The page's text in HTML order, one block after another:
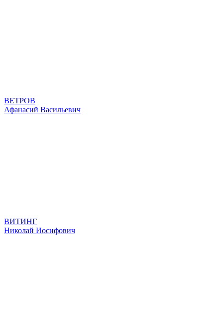
ВЕТРОВ
Афанасий Васильевич
ВИТИНГ
Николай Иосифович